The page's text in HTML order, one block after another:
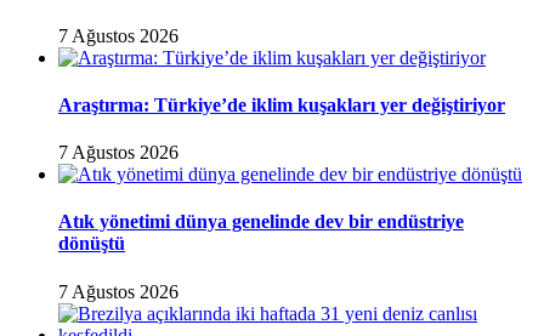
7 Ağustos 2026
Araştırma: Türkiye’de iklim kuşakları yer değiştiriyor
7 Ağustos 2026
Atık yönetimi dünya genelinde dev bir endüstriye
dönüştü
7 Ağustos 2026